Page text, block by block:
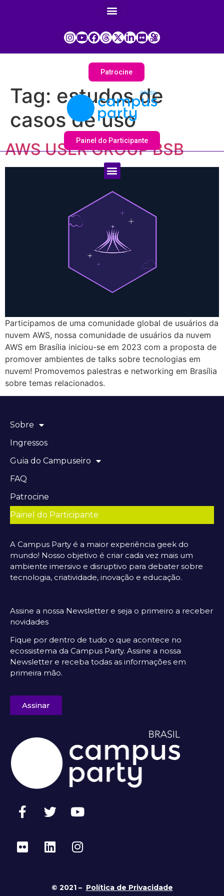
Patrocine
Painel do Participante
Tag: estudos de
casos de uso
AWS USER GROUP BSB
Participamos de uma comunidade global de usuários da
nuvem AWS, nossa comunidade de usuários da nuvem
AWS em Brasília iniciou-se em 2023 com a proposta de
promover ambientes de talks sobre tecnologias em
nuvem! Promovemos palestras e networking em Brasília
sobre temas relacionados.
Sobre
Ingressos
Guia do Campuseiro
FAQ
Patrocine
Painel do Participante
A Campus Party é a maior experiência geek do
mundo! Nosso objetivo é criar cada vez mais um
ambiente imersivo e disruptivo para debater sobre
tecnologia, criatividade, inovação e educação.
Assine a nossa Newsletter e seja o primeiro a receber
novidades
Fique por dentro de tudo o que acontece no
ecossistema da Campus Party. Assine a nossa
Newsletter e receba todas as informações em
primeira mão.
Assinar
© 2021 – Política de Privacidade